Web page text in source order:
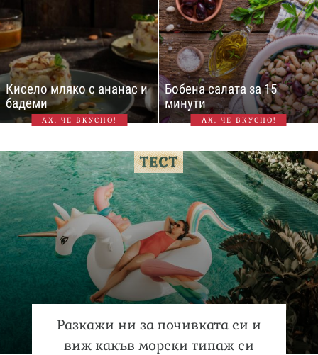
Кисело мляко с ананас и
бадеми
АХ, ЧЕ ВКУСНО!
Бобена салата за 15
минути
АХ, ЧЕ ВКУСНО!
Разкажи ни за почивката си и
виж какъв морски типаж си